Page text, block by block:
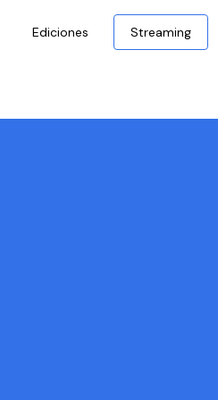
Ediciones Streaming